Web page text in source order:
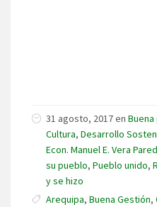
31 agosto, 2017 en
Cultura, Desarrollo
Econ. Manuel E. Vera
su pueblo, Pueblo unido,
y se hizo
Arequipa, Buena Gestión,